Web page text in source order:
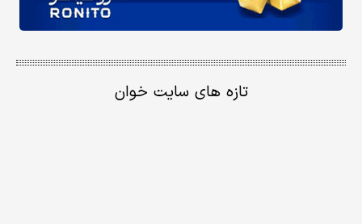
تازه های سایت خوان